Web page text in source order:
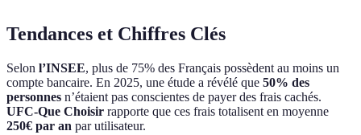
Tendances et Chiffres Clés
Selon l’INSEE, plus de 75% des Français possèdent au moins un
compte bancaire. En 2025, une étude a révélé que 50% des
personnes n’étaient pas conscientes de payer des frais cachés.
UFC-Que Choisir rapporte que ces frais totalisent en moyenne
250€ par an par utilisateur.